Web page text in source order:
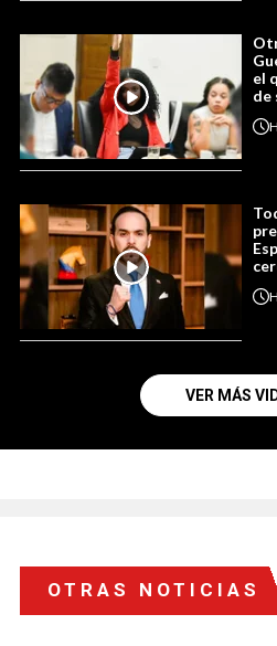
el
de
VER MÁS
OTRAS NOTICIAS